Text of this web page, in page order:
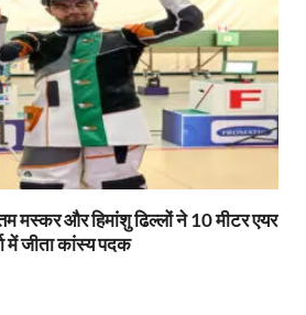
मस्कर और हिमांशु ढिल्लों ने 10 मीटर एयर
में जीता कांस्य पदक